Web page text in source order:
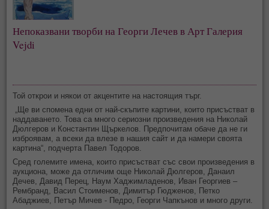
Непоказвани творби на Георги Лечев в Арт Галерия
Vejdi
Той открои и някои от акцентите на настоящия търг.
„Ще ви спомена едни от най-скъпите картини, които присъстват в
наддаването. Това са много сериозни произведения на Николай
Дюлгеров и Константин Щъркелов. Предпочитам обаче да не ги
изброявам, а всеки да влезе в нашия сайт и да намери своята
картина“, подчерта Павел Тодоров.
Сред големите имена, които присъстват със свои произведения в
аукциона, може да отличим още Николай Дюлгеров, Данаил
Дечев, Давид Перец, Наум Хаджимладенов, Иван Георгиев –
Рембранд, Васил Стоименов, Димитър Гюдженов, Петко
Абаджиев, Петър Мичев - Педро, Георги Чапкънов и много други.